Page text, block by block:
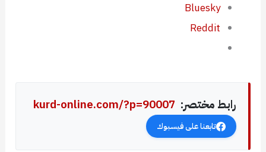
Bluesky
Reddit
رابط مختصر: kurd-online.com/?p=90007
تابعنا على فيسبوك